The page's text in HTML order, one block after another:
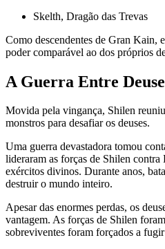
Skelth, Dragão das Trevas
Como descendentes de Gran Kain,
poder comparável ao dos próprios
A Guerra Entre
Movida pela vingança, Shilen
monstros para desafiar os deuses.
Uma guerra devastadora tomou
lideraram as forças de Shilen
exércitos divinos. Durante anos,
destruir o mundo inteiro.
Apesar das enormes perdas, os
vantagem. As forças de Shilen
sobreviventes foram forçados a